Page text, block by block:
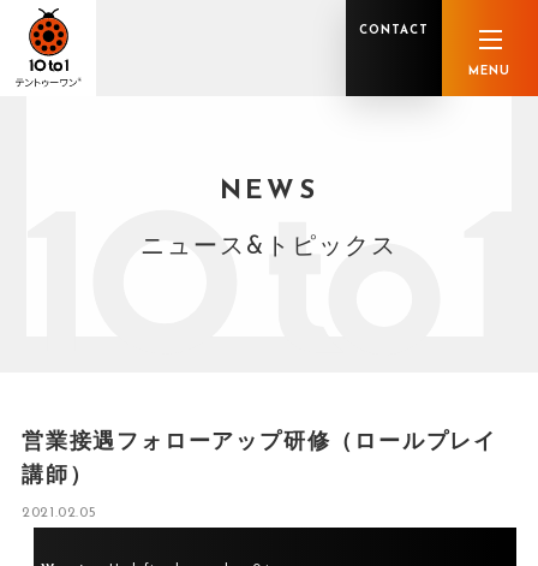
税理士業務
社会保険労務士業務 不動産鑑定士業務 行政書士業務
私たちの軌跡 グループ概要
CONTACT
MENU
NEWS
ニュース&トピックス
営業接遇フォローアップ研修（ロールプレイ
講師）
2021.02.05